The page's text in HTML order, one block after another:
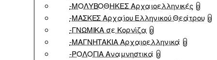
-ΜΟΛΥΒΟΘΗΚΕΣ Αρχαιοελληνικές 0
-ΜΑΣΚΕΣ Αρχαίου Ελληνικού Θεάτρου 0
-ΓΝΩΜΙΚΑ σε Κορνίζα 0
-ΜΑΓΝΗΤΑΚΙΑ Αρχαιοελληνικά 0
-ΡΟΛΟΓΙΑ Αναμνηστικά 0